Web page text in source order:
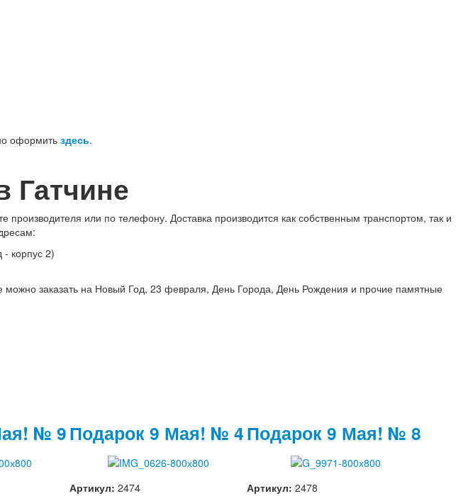
оформить здесь.
Гатчине
производителя или по телефону. Доставка производится как собственным транспортом, так и
- корпус 2)
можно заказать на Новый Год, 23 февраля, День Города, День Рождения и прочие памятные
№ 9Подарок 9 Мая! № 4
Артикул: 2474
Подарок 9 Мая! № 8
Артикул: 2478